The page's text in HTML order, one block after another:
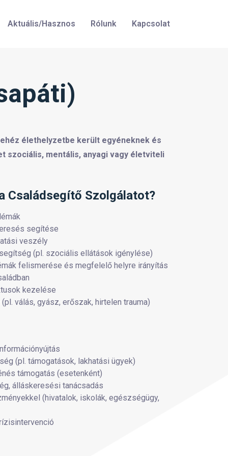
Aktuális/Hasznos Rólunk Kapcsolat
élethelyzetbe került egyéneknek és
szociális, mentális, anyagi vagy életviteli
Családsegítő Szolgálatot?
segítése
veszély
(pl. szociális ellátások igénylése)
felismerése és megfelelő helyre irányítás
kezelése
válás, gyász, erőszak, hirtelen trauma)
(pl. támogatások, lakhatási ügyek)
támogatás (esetenként)
álláskeresési tanácsadás
(hivatalok, iskolák, egészségügy,